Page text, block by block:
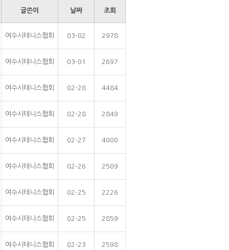
글쓴이 날짜 조회
여수시테니스협회 03-02 2978
여수시테니스협회 03-01 2697
여수시테니스협회 02-28 4484
여수시테니스협회 02-28 2849
여수시테니스협회 02-27 4000
여수시테니스협회 02-26 2509
여수시테니스협회 02-25 2226
여수시테니스협회 02-25 2859
여수시테니스협회 02-23 2598